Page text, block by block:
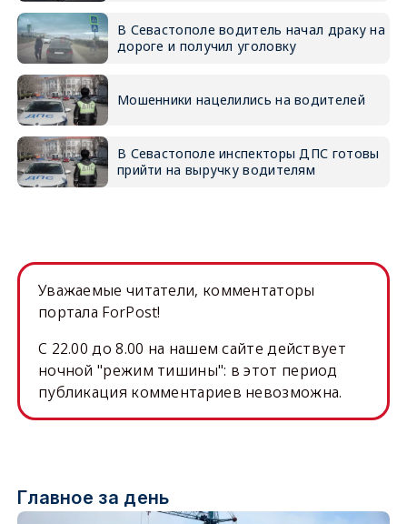
В Севастополе водитель начал драку на
дороге и получил уголовку
Мошенники нацелились на водителей
В Севастополе инспекторы ДПС готовы
прийти на выручку водителям
Уважаемые читатели, комментаторы
портала ForPost!
C 22.00 до 8.00 на нашем сайте действует
ночной "режим тишины": в этот период
публикация комментариев невозможна.
Главное за день